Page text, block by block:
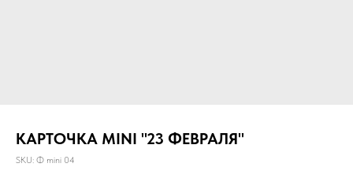
КАРТОЧКА MINI "23 ФЕВРАЛЯ"
SKU: Ф mini 04